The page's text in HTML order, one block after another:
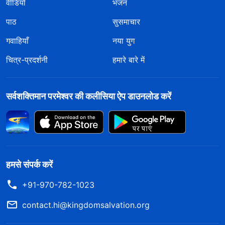
वीडियो
भजन
पाठ
सुसमाचार
गवाहियाँ
नया युग
चित्र-प्रदर्शनी
हमारे बारे में
सर्वशक्तिमान परमेश्वर की कलीसिया ऐप डाउनलोड करें
हमसे संपर्क करें
+91-970-782-1023
contact.hi@kingdomsalvation.org